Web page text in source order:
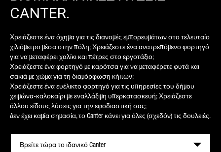
CANTER.
Χρειάζεστε ένα όχημα για τις διανομές εμπορευμάτων στο τελευταίο
χιλιόμετρο μέσα στην πόλη; Χρειάζεστε ένα ανατρεπόμενο φορτηγό
για να μεταφέρει χαλίκι και πέτρες στο εργοτάξιο;
Χρειάζεστε ένα φορτηγό με καρότσα για να μεταφέρετε φυτά και
σακιά με χώμα για τη διαμόρφωση κήπων;
Χρειάζεστε ένα ευέλικτο φορτηγό για τις υπηρεσίες του δήμου
χειμώνα-καλοκαίρι με εναλλάξιμη υπερκατασκευή; Χρειάζεστε
άλλου είδους λύσεις για την εφοδιαστική σας;
Δεν έχει καμία σημασία, το Canter κάνει για όλες (σχεδόν) τις δουλειές.
Βρείτε τώρα το ιδανικό Canter